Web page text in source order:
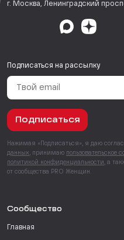
г. Москва, Ленинградский
Подписаться на рассылку
Подписаться
Нажимая «Подписаться», я даю
данных , принимаю пользовательское
политикой конфиденциальности , а
от сообщества PRO Женщин.
Сообщество
Главная